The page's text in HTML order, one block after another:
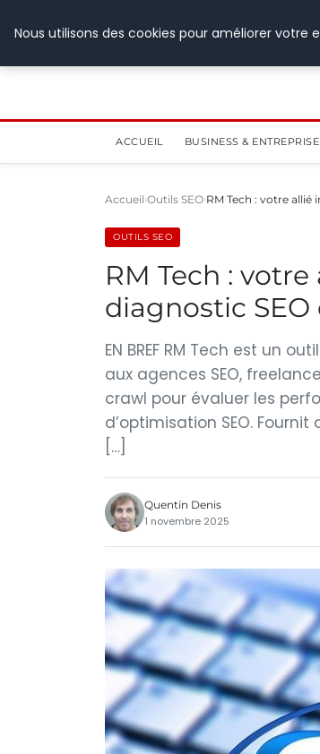
ACCUEIL BUSINESS & ENTREPRISE
Accueil Outils SEO RM Tech : votre
OUTILS SEO
RM Tech :
diagnostic
EN BREF RM Tech est un
aux agences SEO,
crawl pour évaluer les
d’optimisation SEO.
[…]
Quentin Denis
1 novembre 2025
Nous utilisons des cookies pour améliorer